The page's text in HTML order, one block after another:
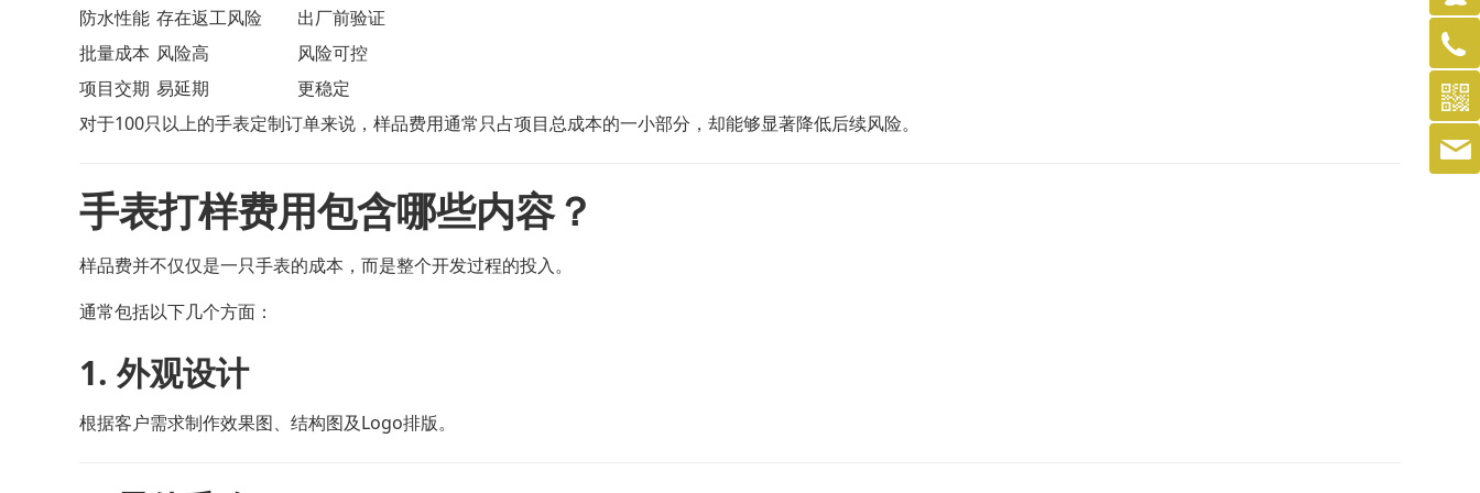
防水性能 存在返工风险
出厂前验证
批量成本 风险高
风险可控
项目交期 易延期
更稳定
对于100只以上的手表定制订单来说，样品费用通常只占项目总成本的一小部分，却能够显著降低后续风险。
手表打样费用包含哪些内容？
样品费并不仅仅是一只手表的成本，而是整个开发过程的投入。
通常包括以下几个方面：
1. 外观设计
根据客户需求制作效果图、结构图及Logo排版。